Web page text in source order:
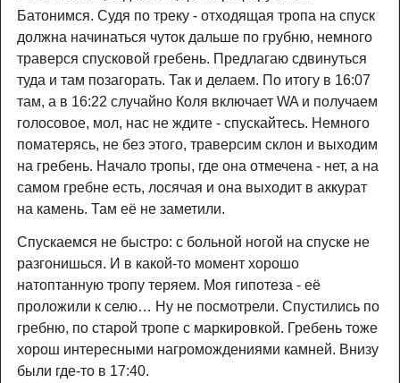
Батонимся. Судя по треку - отходящая тропа на спуск
должна начинаться чуток дальше по грубню, немного
траверся спусковой гребень. Предлагаю сдвинуться
туда и там позагорать. Так и делаем. По итогу в 16:07
там, а в 16:22 случайно Коля включает WA и получаем
голосовое, мол, нас не ждите - спускайтесь. Немного
поматерясь, не без этого, траверсим склон и выходим
на гребень. Начало тропы, где она отмечена - нет, а на
самом гребне есть, лосячая и она выходит в аккурат
на камень. Там её не заметили.
Спускаемся не быстро: с больной ногой на спуске не
разгонишься. И в какой-то момент хорошо
натоптанную тропу теряем. Моя гипотеза - её
проложили к селю… Ну не посмотрели. Спустились по
гребню, по старой тропе с маркировкой. Гребень тоже
хорош интересными нагромождениями камней. Внизу
были где-то в 17:40.